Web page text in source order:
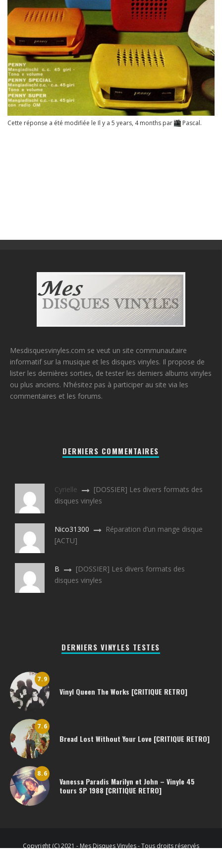
Cette réponse a été modifiée le Il y a 5 years, 4 months par Pascal.
Mesdisquesvinyles.com se veut un site communautaire
informatif sur la musique et les disques vinyles. Il propose de
lister les dernières sorties, de tester les derniers albums vinyles
ou plus anciens. N’hésitez pas à participer au site via les
commentaires et les forums.
DERNIERS COMMENTAIRES
Cyrielle
[DOSSIER] Les divers formats des
disques vinyles
Nico31300
Réparation d’un mange disque
[ACTU]
B
[DOSSIER] Les divers formats des
disques vinyles
DERNIERS VINYLES TESTES
7.9
Vinyl Queen The Works [CRITIQUE RETRO]
7.6
Bread Lost Without Your Love [CRITIQUE RETRO]
8.6
Vanessa Paradis Marilyn et John – Vinyle 45
tours SP 1988 [CRITIQUE RETRO]
Copyright (C) 2021 - Mes Disques Vinyles - Tous droits réservés